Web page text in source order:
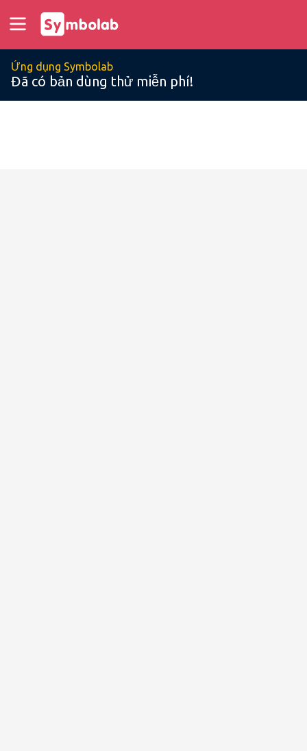
Ứng dụng Symbolab
Đã có bản dùng thử miễn phí!